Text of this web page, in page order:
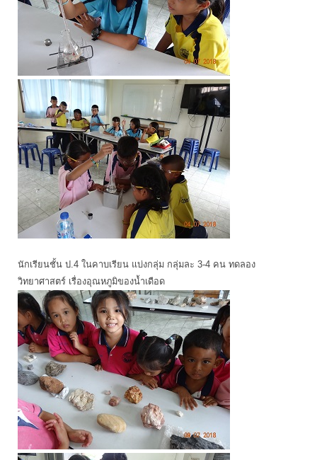
นักเรียนชั้น ป.4 ในคาบเรียน แบ่งกลุ่ม กลุ่มละ 3-4 คน ทดลอง
วิทยาศาสตร์ เรื่องอุณหภูมิของน้ำเดือด